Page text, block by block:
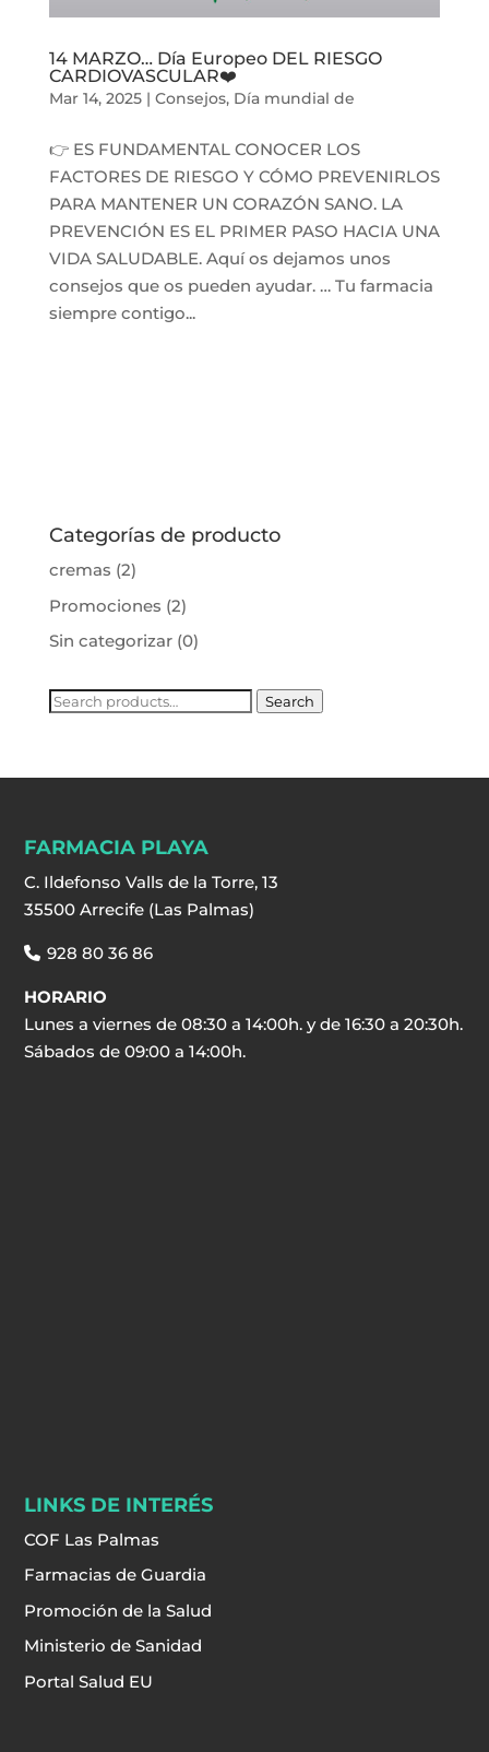
14 MARZO… Día Europeo DEL RIESGO
CARDIOVASCULAR❤️
Mar 14, 2025| Consejos, Día mundial de
👉 ES FUNDAMENTAL CONOCER LOS
FACTORES DE RIESGO Y CÓMO PREVENIRLOS
PARA MANTENER UN CORAZÓN SANO. LA
PREVENCIÓN ES EL PRIMER PASO HACIA UNA
VIDA SALUDABLE. Aquí os dejamos unos
consejos que os pueden ayudar. … Tu farmacia
siempre contigo...
Categorías de producto
cremas (2)
Promociones (2)
Sin categorizar (0)
Search
Search
FARMACIA PLAYA
C. Ildefonso Valls de la Torre, 13
35500 Arrecife (Las Palmas)
928 80 36 86
HORARIO
Lunes a viernes de 08:30 a 14:00h. y de 16:30 a 20:30h.
Sábados de 09:00 a 14:00h.
LINKS DE INTERÉS
COF Las Palmas
Farmacias de Guardia
Promoción de la Salud
Ministerio de Sanidad
Portal Salud EU